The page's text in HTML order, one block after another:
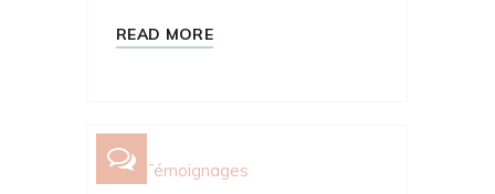
READ MORE
Témoignages